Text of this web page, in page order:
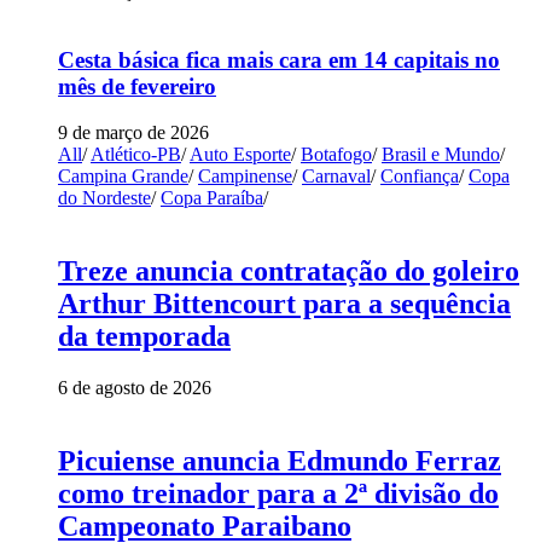
Cesta básica fica mais cara em 14 capitais no
mês de fevereiro
9 de março de 2026
All/ Atlético-PB/ Auto Esporte/ Botafogo/ Brasil e Mundo/
Campina Grande/ Campinense/ Carnaval/ Confiança/ Copa
do Nordeste/ Copa Paraíba/
Treze anuncia contratação do goleiro
Arthur Bittencourt para a sequência
da temporada
6 de agosto de 2026
Picuiense anuncia Edmundo Ferraz
como treinador para a 2ª divisão do
Campeonato Paraibano